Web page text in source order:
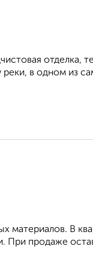
отделка,
в одном из
материалов. В
При продаже